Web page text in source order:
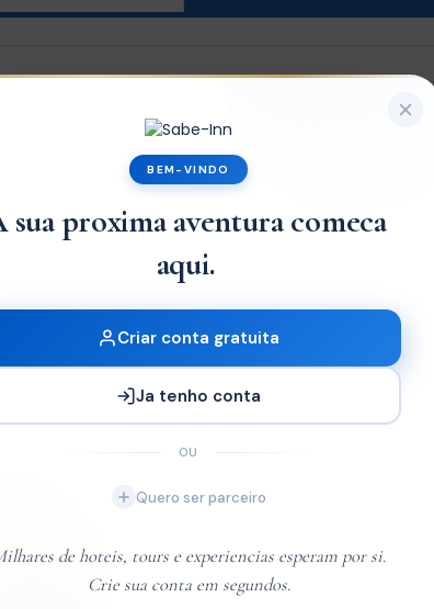
Excelente
BEM-VINDO
sua proxima aventura comeca
aqui.
Criar conta gratuita
Ja tenho conta
OU
Quero ser parceiro
de hoteis, tours e experiencias esperam por si.
Crie sua conta em segundos.